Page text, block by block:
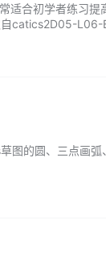
适合初学者练习
catics2D05-
图的圆、三点画